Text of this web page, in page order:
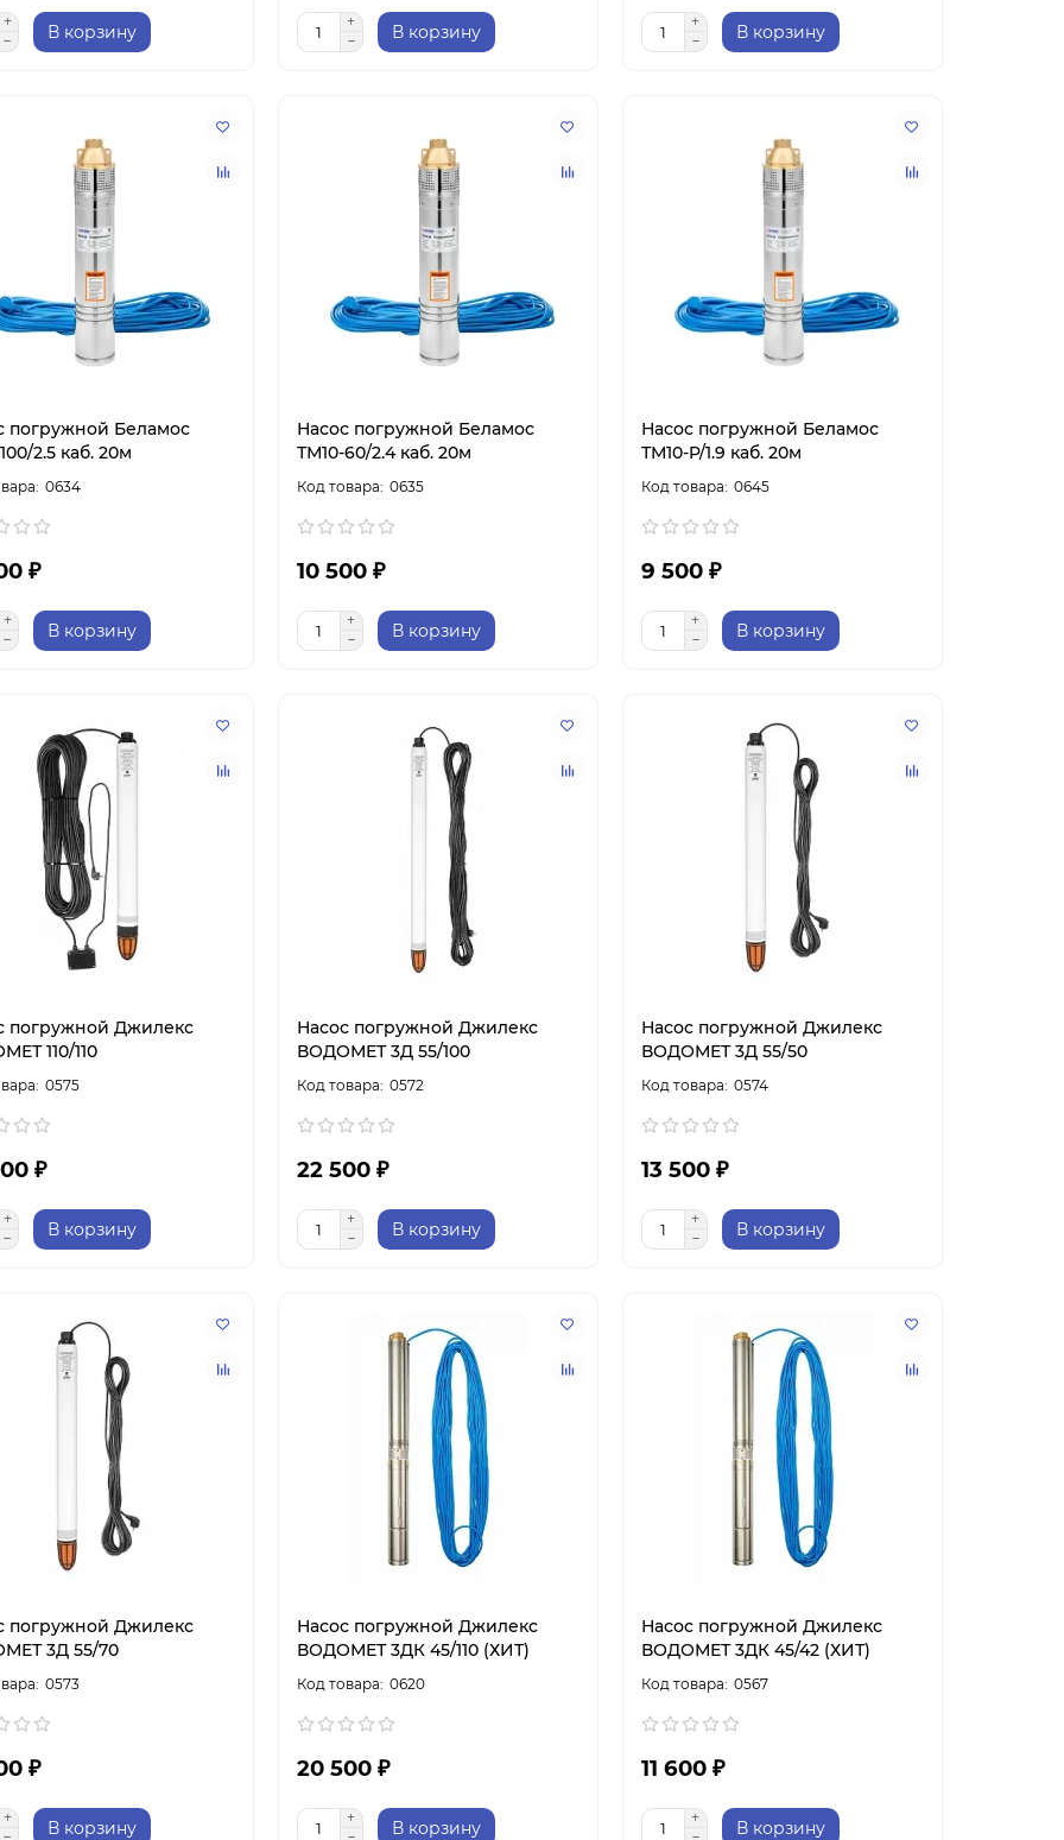
В корзину В корзину В корзину
погружной Беламос
2.5 каб. 20м
0634
₽
В корзину
Насос погружной Беламос
ТМ10-60/2.4 каб. 20м
0635
10 500 ₽
В корзину
Насос погружной Беламос
ТМ10-P/1.9 каб. 20м
0645
9 500 ₽
В корзину
погружной Джилекс
110/110
0575
₽
В корзину
Насос погружной Джилекс
ВОДОМЕТ 3Д 55/100
0572
22 500 ₽
В корзину
Насос погружной Джилекс
ВОДОМЕТ 3Д 55/50
0574
13 500 ₽
В корзину
погружной Джилекс
3Д 55/70
0573
₽
В корзину
Насос погружной Джилекс
ВОДОМЕТ 3ДК 45/110 (ХИТ)
0620
20 500 ₽
В корзину
Насос погружной Джилекс
ВОДОМЕТ 3ДК 45/42 (ХИТ)
0567
11 600 ₽
В корзину